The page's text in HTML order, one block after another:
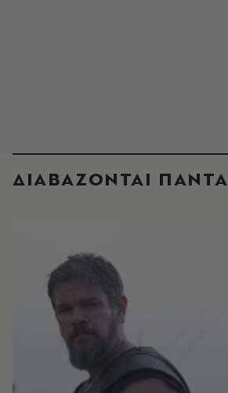
ΔΙΑΒΑΖΟΝΤΑΙ ΠΑΝΤΑ